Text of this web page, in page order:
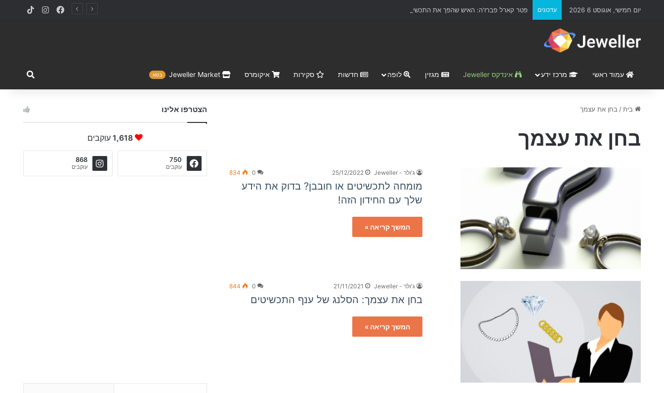
יום חמישי, אוגוסט 6 2026 עדכונים פטר קארל פברז'ה: האיש שהפך את התכשיטים ליצירות אמנות נצחיות Facebook
Instagram
עמוד ראשי מרכז ידע אינדקס Jeweller מגזין לופה חדשות סקירות איקומרס Jeweller Market בטא מה
בית/ בחן את עצמך
בחן את עצמך
ג'ולר - Jeweller 25/12/2022
0
834
מומחה לתכשיטים או חובבן? בדוק את הידע
שלך עם החידון הזה!
המשך קריאה »
ג'ולר - Jeweller 21/11/2021
0
844
בחן את עצמך: הסלנג של ענף התכשיטים
המשך קריאה »
הצטרפו אלינו
1,618 עוקבים
750
עוקבים
868
עוקבים